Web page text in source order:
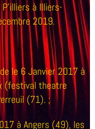
P'illiers à Illiers-
2019.
le 6 Janvier 2017 à
(festival theatre
(71). ;
à Angers (49), les